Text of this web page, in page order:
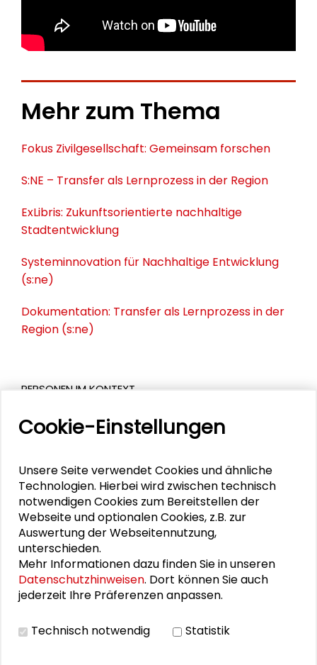
Mehr zum Thema
Fokus Zivilgesellschaft: Gemeinsam forschen
S:NE – Transfer als Lernprozess in der Region
ExLibris: Zukunftsorientierte nachhaltige
Stadtentwicklung
Systeminnovation für Nachhaltige Entwicklung
(s:ne)
Dokumentation: Transfer als Lernprozess in der
Region (s:ne)
PERSONEN IM KONTEXT
Silke Kleihauer
Michèle Bernhard
Karen Lehmann
Martin Führ
Cookie-Einstellungen
Unsere Seite verwendet Cookies und ähnliche
Technologien. Hierbei wird zwischen technisch
notwendigen Cookies zum Bereitstellen der
Webseite und optionalen Cookies, z.B. zur
Auswertung der Webseitennutzung,
unterschieden.
Mehr Informationen dazu finden Sie in unseren
Datenschutzhinweisen. Dort können Sie auch
jederzeit Ihre Präferenzen anpassen.
Technisch notwendig Statistik